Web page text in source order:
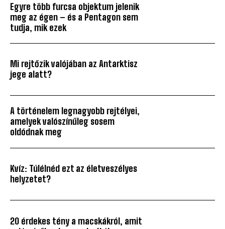
Egyre több furcsa objektum jelenik
meg az égen – és a Pentagon sem
tudja, mik ezek
Mi rejtőzik valójában az Antarktisz
jege alatt?
A történelem legnagyobb rejtélyei,
amelyek valószínűleg sosem
oldódnak meg
Kvíz: Túlélnéd ezt az életveszélyes
helyzetet?
20 érdekes tény a macskákról, amit